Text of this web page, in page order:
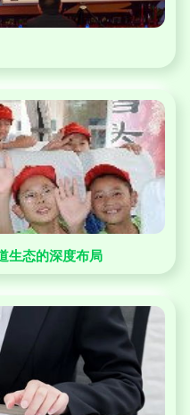
生态的深度布局